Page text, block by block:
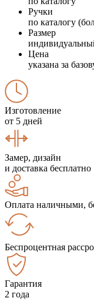
Ручки
по каталогу
Размер
Цена
указана за
Изготовление
от 5 дней
Замер, дизайн
и доставка бесплатно
Оплата наличными,
Беспроцентная
Гарантия
2 года